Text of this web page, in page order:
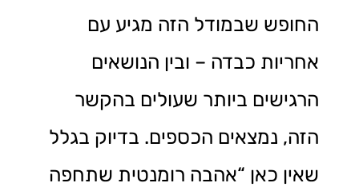
החופש שבמודל הזה מגיע עם
אחריות כבדה – ובין הנושאים
הרגישים ביותר שעולים בהקשר
הזה, נמצאים הכספים. בדיוק בגלל
שאין כאן “אהבה רומנטית שתחפה